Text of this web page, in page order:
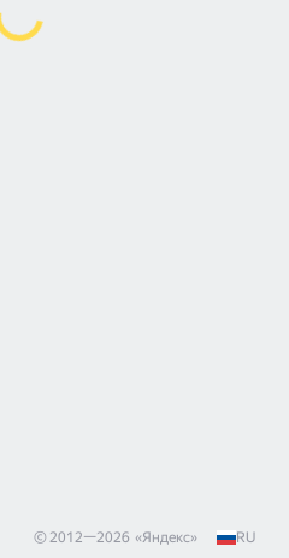
© 2012—2026 «Яндекс» RU